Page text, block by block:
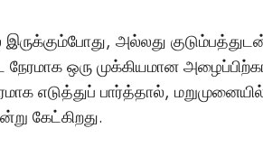
இருக்கும்போது, அல்லது
ஒரு முக்கியமான
எடுத்துப் பார்த்தால்,
கேட்கிறது.